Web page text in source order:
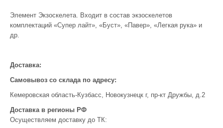
Элемент Экзоскелета. Входит в состав экзоскелетов
комплектаций «Супер лайт», «Буст», «Павер», «Легкая рука» и
др.
Доставка:
Самовывоз со склада по адресу:
Кемеровская область-Кузбасс, Новокузнецк г, пр-кт Дружбы, д.2
Доставка в регионы РФ
Осуществляем доставку до ТК: